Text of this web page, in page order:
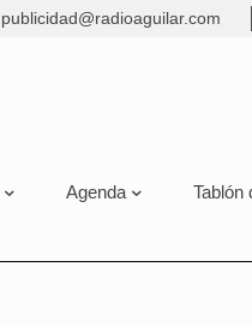
publicidad@radioaguilar.com
Agenda Tablón